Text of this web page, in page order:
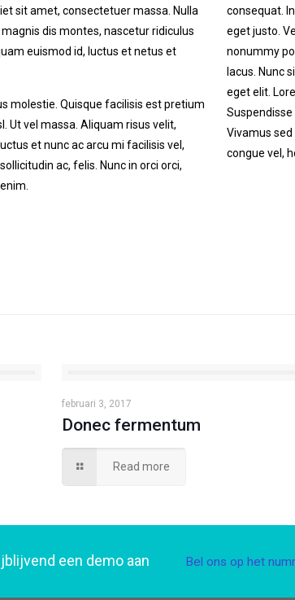
sit amet, consectetuer massa. Nulla
dis montes, nascetur ridiculus
euismod id, luctus et netus et
molestie. Quisque facilisis est pretium
Ut vel massa. Aliquam risus velit,
et nunc ac arcu mi facilisis vel,
ac, felis. Nunc in orci orci,
consequat.
eget justo.
nonummy
lacus. Nunc
eget elit.
Vivamus
congue vel,
februari 3, 2017
Donec fermentum
Read more
een demo aan Bel ons op het